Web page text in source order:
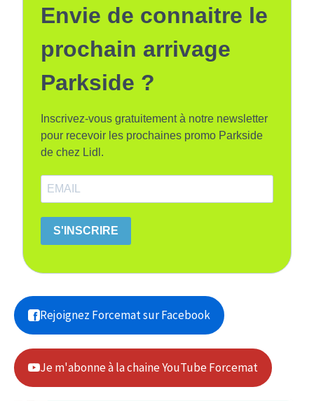
Envie de connaitre le
prochain arrivage
Parkside ?
Inscrivez-vous gratuitement à notre newsletter
pour recevoir les prochaines promo Parkside
de chez Lidl.
S'INSCRIRE
Rejoignez Forcemat sur Facebook
Je m'abonne à la chaine YouTube Forcemat